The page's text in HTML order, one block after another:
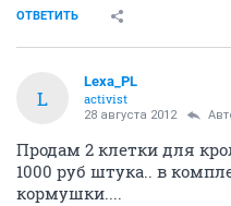
ОТВЕТИТЬ
L
Lexa_PL
activist
28 августа 2012
Продам 2 клетки для
1000 руб штука.. в
кормушки....